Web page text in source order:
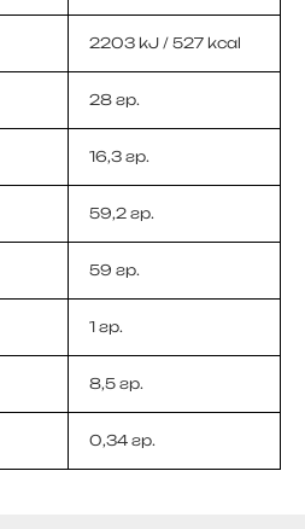
2203 kJ / 527 kcal
28 гр.
16,3 гр.
59,2 гр.
59 гр.
1 гр.
8,5 гр.
0,34 гр.